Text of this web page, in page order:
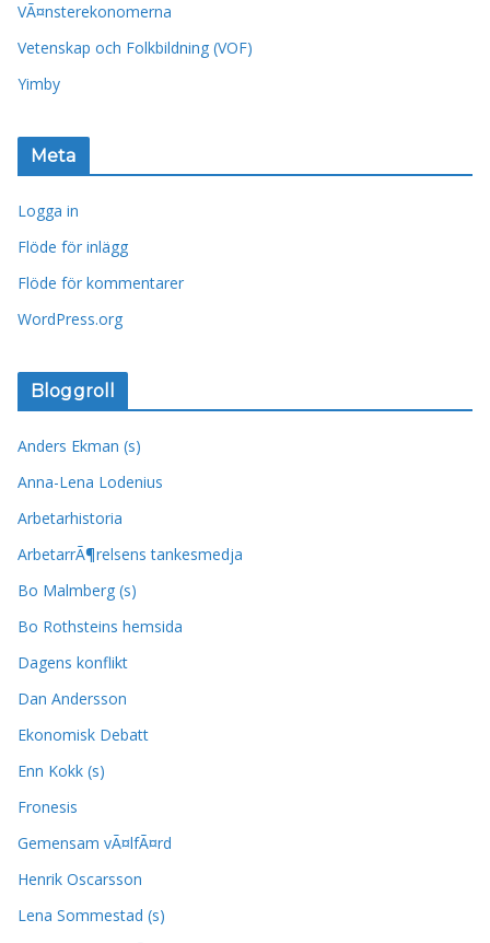
VÃ¤nsterekonomerna
Vetenskap och Folkbildning (VOF)
Yimby
Meta
Logga in
Flöde för inlägg
Flöde för kommentarer
WordPress.org
Bloggroll
Anders Ekman (s)
Anna-Lena Lodenius
Arbetarhistoria
ArbetarrÃ¶relsens tankesmedja
Bo Malmberg (s)
Bo Rothsteins hemsida
Dagens konflikt
Dan Andersson
Ekonomisk Debatt
Enn Kokk (s)
Fronesis
Gemensam vÃ¤lfÃ¤rd
Henrik Oscarsson
Lena Sommestad (s)